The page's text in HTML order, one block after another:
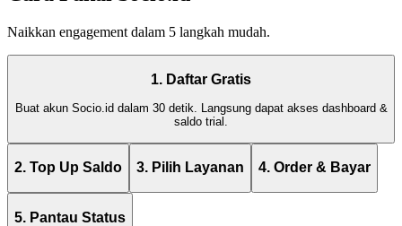
Naikkan engagement dalam 5 langkah mudah.
1. Daftar Gratis
Buat akun Socio.id dalam 30 detik. Langsung dapat akses dashboard &
saldo trial.
2. Top Up Saldo 3. Pilih Layanan 4. Order & Bayar
5. Pantau Status